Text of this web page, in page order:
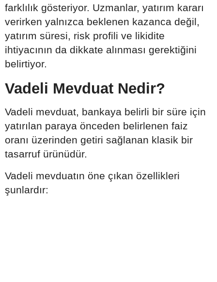
farklılık gösteriyor. Uzmanlar, yatırım kararı
verirken yalnızca beklenen kazanca değil,
yatırım süresi, risk profili ve likidite
ihtiyacının da dikkate alınması gerektiğini
belirtiyor.
Vadeli Mevduat Nedir?
Vadeli mevduat, bankaya belirli bir süre için
yatırılan paraya önceden belirlenen faiz
oranı üzerinden getiri sağlanan klasik bir
tasarruf ürünüdür.
Vadeli mevduatın öne çıkan özellikleri
şunlardır: